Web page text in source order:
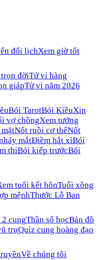
đổi lịchXem giờ tốt
đờiTử vi hàng
giápTử vi năm 2026
Bói TarotBói KiềuXin
vợ chồngXem tướng
Nốt ruồi cơ thểNốt
mắtĐiềm hắt xìBói
thiBói kiếp trướcBói
tuổi kết hônTuổi xông
mệnhThước Lỗ Ban
cungThần số họcBản đồ
trụQuiz cung hoàng đạo
Về chúng tôi